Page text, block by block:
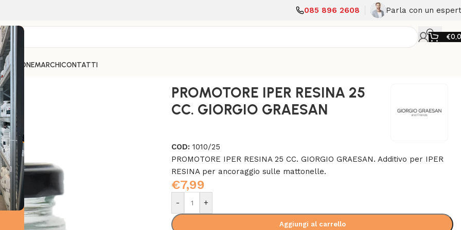
085 896 2608 Parla con un
€
MARCHICONTATTI
CC. GIORGIO GRAESAN
PROMOTORE IPER RESINA 25
CC. GIORGIO GRAESAN
COD:1010/25
PROMOTORE IPER RESINA 25 CC. GIORGIO GRAESAN. Additivo per IPER
RESINA per ancoraggio sulle mattonelle.
€7,99
- +
Aggiungi al carrello